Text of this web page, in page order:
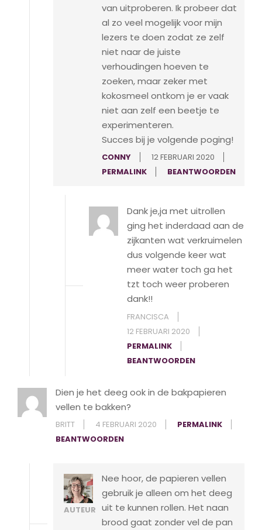
van uitproberen. Ik probeer dat
al zo veel mogelijk voor mijn
lezers te doen zodat ze zelf
niet naar de juiste
verhoudingen hoeven te
zoeken, maar zeker met
kokosmeel ontkom je er vaak
niet aan zelf een beetje te
experimenteren.
Succes bij je volgende poging!
CONNY
12 FEBRUARI 2020
PERMALINK
BEANTWOORDEN
Dank je,ja met uitrollen
ging het inderdaad aan de
zijkanten wat verkruimelen
dus volgende keer wat
meer water toch ga het
tzt toch weer proberen
dank!!
FRANCISCA
12 FEBRUARI 2020
PERMALINK
BEANTWOORDEN
Dien je het deeg ook in de bakpapieren
vellen te bakken?
BRITT 4 FEBRUARI 2020
PERMALINK
BEANTWOORDEN
AUTEUR
Nee hoor, de papieren vellen
gebruik je alleen om het deeg
uit te kunnen rollen. Het naan
brood gaat zonder vel de pan